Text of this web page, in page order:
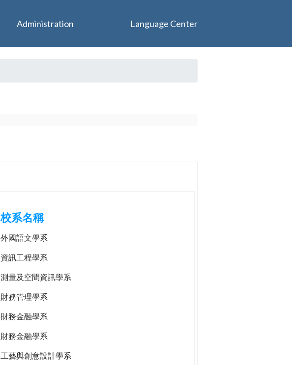
校系名稱
外國語文學系
資訊工程學系
測量及空間資訊學系
財務管理學系
財務金融學系
財務金融學系
工藝與創意設計學系
Administration Language Center